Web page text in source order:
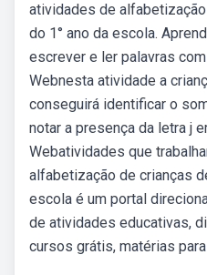
atividades de
do 1° ano da escola.
escrever e ler palavras
Webnesta atividade a
conseguirá identificar o
notar a presença da letra j
Webatividades que
alfabetização de crianças
escola é um portal
de atividades educativas,
cursos grátis, matérias